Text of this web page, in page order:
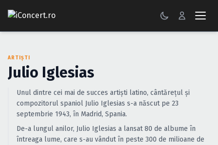
FESTIVALURI
PETRECERI
ŞTIRI
RECENZII
ARTIȘTI
Julio Iglesias
Unul dintre cei mai de succes artişti latino, cântăreţul şi
compozitorul spaniol Julio Iglesias s-a născut pe 23
septembrie 1943, în Madrid, Spania.
De-a lungul anilor, Julio Iglesias a lansat 80 de albume în
întreaga lume, care s-au vândut în peste 300 de milioane de